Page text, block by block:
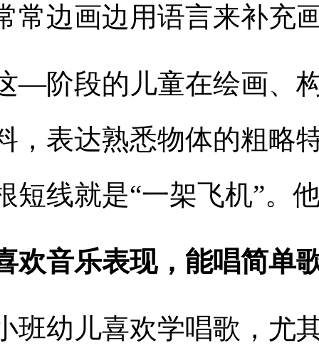
常边画边用语言来补充
—阶段的儿童在绘画、
，表达熟悉物体的粗略
短线就是“一架飞机”。
欢音乐表现，能唱简单
班幼儿喜欢学唱歌，尤